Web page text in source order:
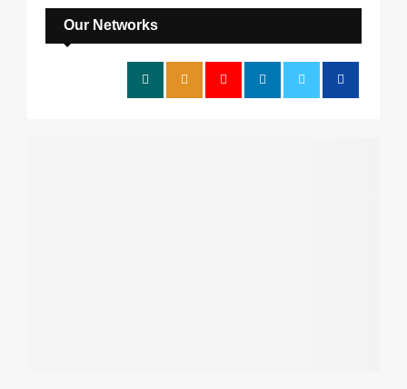
f
o
:
E
A
Our Networks